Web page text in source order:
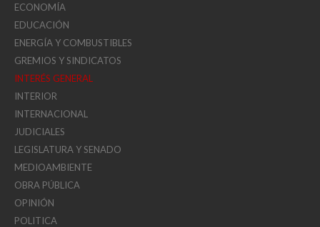
ECONOMÍA
EDUCACIÓN
ENERGÍA Y COMBUSTIBLES
GREMIOS Y SINDICATOS
INTERÉS GENERAL
INTERIOR
INTERNACIONAL
JUDICIALES
LEGISLATURA Y SENADO
MEDIOAMBIENTE
OBRA PÚBLICA
OPINIÓN
POLITICA